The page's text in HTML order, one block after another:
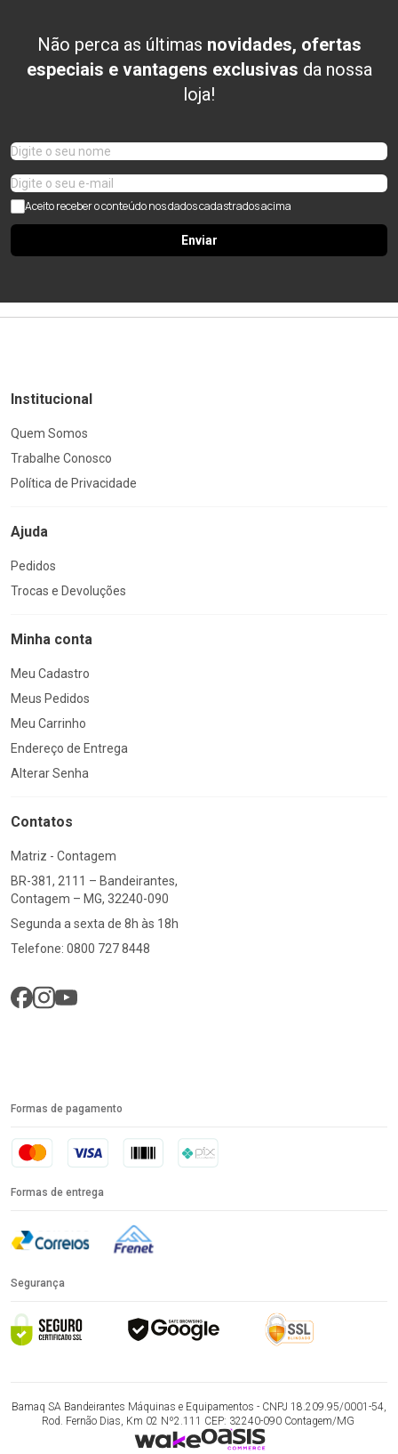
Não perca as últimas novidades, ofertas
especiais e vantagens exclusivas da nossa
loja!
Aceito receber o conteúdo nos dados cadastrados acima
Enviar
Institucional
Quem Somos
Trabalhe Conosco
Política de Privacidade
Ajuda
Pedidos
Trocas e Devoluções
Minha conta
Meu Cadastro
Meus Pedidos
Meu Carrinho
Endereço de Entrega
Alterar Senha
Contatos
Matriz - Contagem
BR-381, 2111 – Bandeirantes,
Contagem – MG, 32240-090
Segunda a sexta de 8h às 18h
Telefone: 0800 727 8448
Formas de pagamento
Formas de entrega
Segurança
Bamaq SA Bandeirantes Máquinas e Equipamentos - CNPJ 18.209.95/0001-54,
Rod. Fernão Dias, Km 02 Nº2.111 CEP: 32240-090 Contagem/MG